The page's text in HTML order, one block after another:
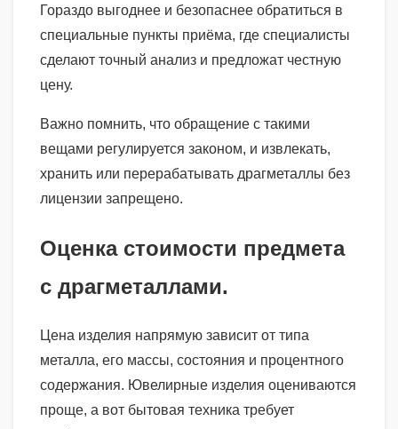
Гораздо выгоднее и безопаснее обратиться в
специальные пункты приёма, где специалисты
сделают точный анализ и предложат честную
цену.
Важно помнить, что обращение с такими
вещами регулируется законом, и извлекать,
хранить или перерабатывать драгметаллы без
лицензии запрещено.
Оценка стоимости предмета
с драгметаллами.
Цена изделия напрямую зависит от типа
металла, его массы, состояния и процентного
содержания. Ювелирные изделия оцениваются
проще, а вот бытовая техника требует